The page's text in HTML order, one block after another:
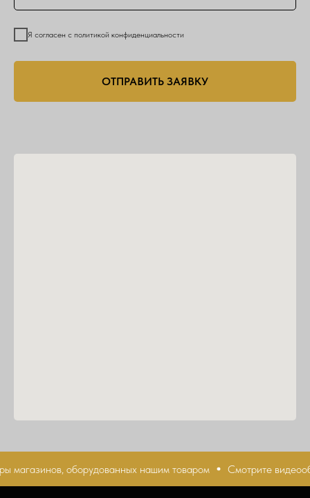
Я согласен с политикой конфиденциальности
ОТПРАВИТЬ ЗАЯВКУ
магазинов, оборудованных нашим товаром Смотрите